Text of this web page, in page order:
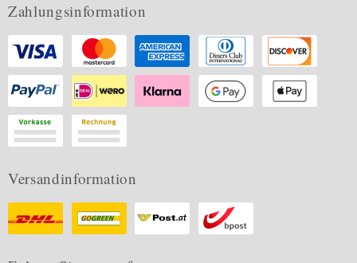
Zahlungsinformation
Versandinformation